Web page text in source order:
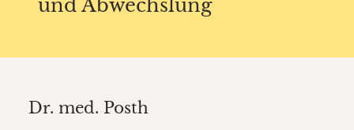
und Abwechslung
Dr. med. Posth